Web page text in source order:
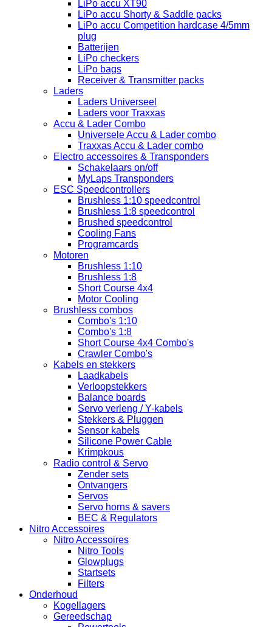
LiPo accu XT90
LiPo accu Shorty & Saddle packs
LiPo accu Competition hardcase 4/5mm
plug
Batterijen
LiPo checkers
LiPo bags
Receiver & Transmitter packs
Laders
Laders Universeel
Laders voor Traxxas
Accu & Lader Combo
Universele Accu & Lader combo
Traxxas Accu & Lader combo
Electro accessoires & Transponders
Schakelaars on/off
MyLaps Transponders
ESC Speedcontrollers
Brushless 1:10 speedcontrol
Brushless 1:8 speedcontrol
Brushed speedcontrol
Cooling Fans
Programcards
Motoren
Brushless 1:10
Brushless 1:8
Short Course 4x4
Motor Cooling
Brushless combos
Combo's 1:10
Combo's 1:8
Short Course 4x4 Combo's
Crawler Combo's
Kabels en stekkers
Laadkabels
Verloopstekkers
Balance boards
Servo verleng / Y-kabels
Stekkers & Pluggen
Sensor kabels
Silicone Power Cable
Krimpkous
Radio control & Servo
Zender sets
Ontvangers
Servos
Servo horns & savers
BEC & Regulators
Nitro Accessoires
Nitro Accessoires
Nitro Tools
Glowplugs
Startsets
Filters
Onderhoud
Kogellagers
Gereedschap